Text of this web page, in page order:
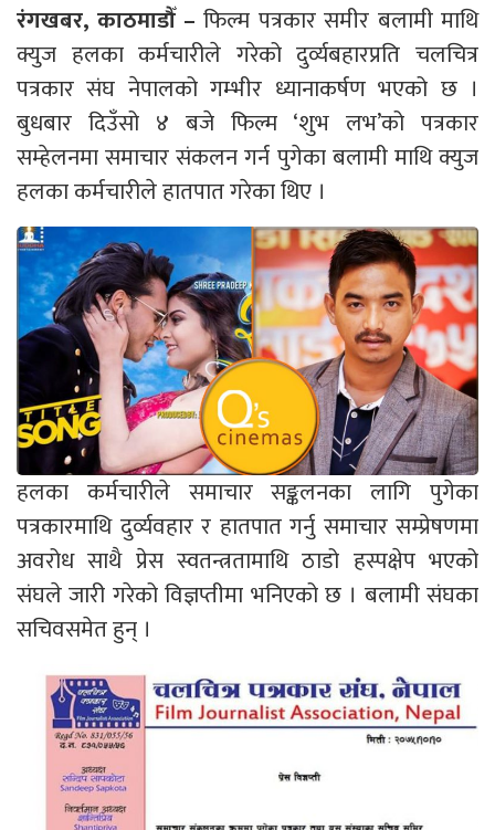
रंगखबर, काठमाडौँ – फिल्म पत्रकार समीर बलामी माथि
क्युज हलका कर्मचारीले गरेको दुर्व्यबहारप्रति चलचित्र
पत्रकार संघ नेपालको गम्भीर ध्यानाकर्षण भएको छ ।
बुधबार दिउँसो ४ बजे फिल्म ‘शुभ लभ’को पत्रकार
सम्हेलनमा समाचार संकलन गर्न पुगेका बलामी माथि क्युज
हलका कर्मचारीले हातपात गरेका थिए ।
हलका कर्मचारीले समाचार सङ्कलनका लागि पुगेका
पत्रकारमाथि दुर्व्यवहार र हातपात गर्नु समाचार सम्प्रेषणमा
अवरोध साथै प्रेस स्वतन्त्रतामाथि ठाडो हस्पक्षेप भएको
संघले जारी गरेको विज्ञप्तीमा भनिएको छ । बलामी संघका
सचिवसमेत हुन् ।